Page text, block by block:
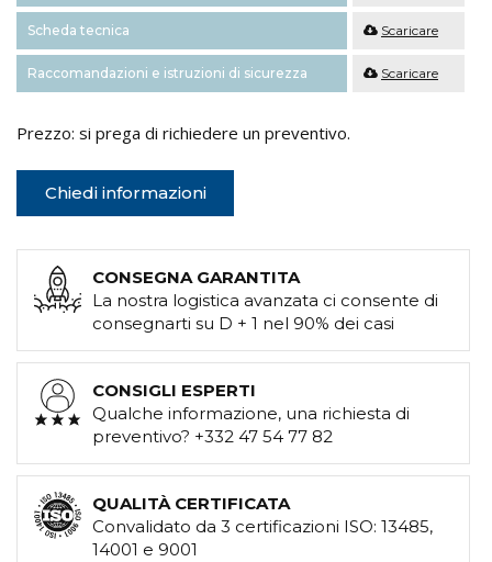
Scheda tecnica Scaricare
Raccomandazioni e istruzioni di sicurezza Scaricare
Prezzo: si prega di richiedere un preventivo.
Chiedi informazioni
CONSEGNA GARANTITA
La nostra logistica avanzata ci consente di
consegnarti su D + 1 nel 90% dei casi
CONSIGLI ESPERTI
Qualche informazione, una richiesta di
preventivo? +332 47 54 77 82
QUALITÀ CERTIFICATA
Convalidato da 3 certificazioni ISO: 13485,
14001 e 9001